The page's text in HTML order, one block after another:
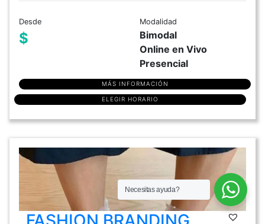
Desde
$
Modalidad
Bimodal
Online en Vivo
Presencial
MÁS INFORMACIÓN
ELEGIR HORARIO
Necesitas ayuda?